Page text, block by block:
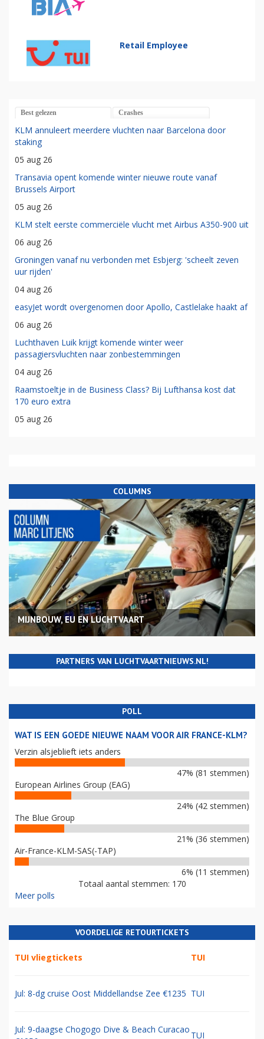
Retail Employee
Best gelezen Crashes
KLM annuleert meerdere vluchten naar Barcelona door
staking
05 aug 26
Transavia opent komende winter nieuwe route vanaf
Brussels Airport
05 aug 26
KLM stelt eerste commerciële vlucht met Airbus A350-900 uit
06 aug 26
Groningen vanaf nu verbonden met Esbjerg: 'scheelt zeven
uur rijden'
04 aug 26
easyJet wordt overgenomen door Apollo, Castlelake haakt af
06 aug 26
Luchthaven Luik krijgt komende winter weer
passagiersvluchten naar zonbestemmingen
04 aug 26
Raamstoeltje in de Business Class? Bij Lufthansa kost dat
170 euro extra
05 aug 26
COLUMNS
MIJNBOUW, EU EN LUCHTVAART
PARTNERS VAN LUCHTVAARTNIEUWS.NL!
POLL
WAT IS EEN GOEDE NIEUWE NAAM VOOR AIR FRANCE-KLM?
Verzin alsjeblieft iets anders
47% (81 stemmen)
European Airlines Group (EAG)
24% (42 stemmen)
The Blue Group
21% (36 stemmen)
Air-France-KLM-SAS(-TAP)
6% (11 stemmen)
Totaal aantal stemmen: 170
Meer polls
VOORDELIGE RETOURTICKETS
TUI vliegtickets TUI
Jul: 8-dg cruise Oost Middellandse Zee €1235 TUI
Jul: 9-daagse Chogogo Dive & Beach Curacao
TUI